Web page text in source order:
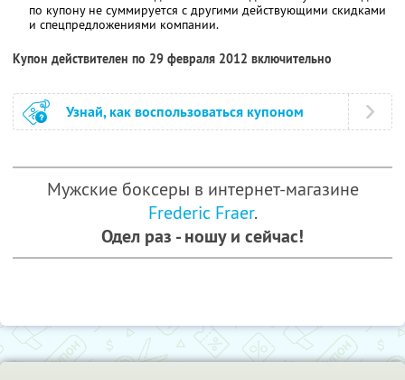
по купону не суммируется с другими действующими скидками
и спецпредложениями компании.
Купон действителен по 29 февраля 2012 включительно
Узнай, как воспользоваться купоном
Мужские боксеры в интернет-магазине
Frederic Fraer.
Одел раз - ношу и сейчас!